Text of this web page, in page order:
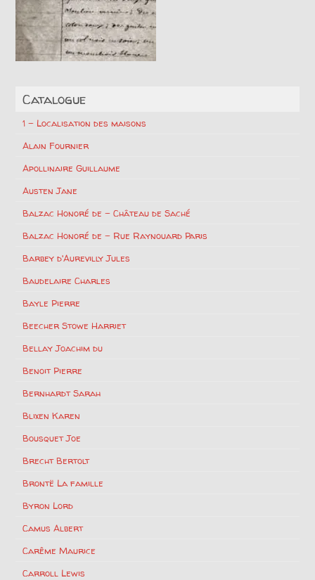
Catalogue
1 – Localisation des maisons
Alain Fournier
Apollinaire Guillaume
Austen Jane
Balzac Honoré de – Château de Saché
Balzac Honoré de – Rue Raynouard Paris
Barbey d'Aurevilly Jules
Baudelaire Charles
Bayle Pierre
Beecher Stowe Harriet
Bellay Joachim du
Benoit Pierre
Bernhardt Sarah
Blixen Karen
Bousquet Joe
Brecht Bertolt
Brontë La famille
Byron Lord
Camus Albert
Carême Maurice
Carroll Lewis